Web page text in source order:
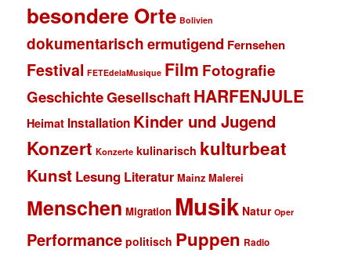
besondere Orte Bolivien
dokumentarischermutigend Fernsehen
Festival FETEdelaMusique Film Fotografie
GeschichteGesellschaftHARFENJULE
Heimat Installation Kinder und Jugend
Konzert Konzerte kulinarisch kulturbeat
Kunst Lesung Literatur Mainz Malerei
Menschen Migration Musik Natur Oper
Performance politisch Puppen Radio